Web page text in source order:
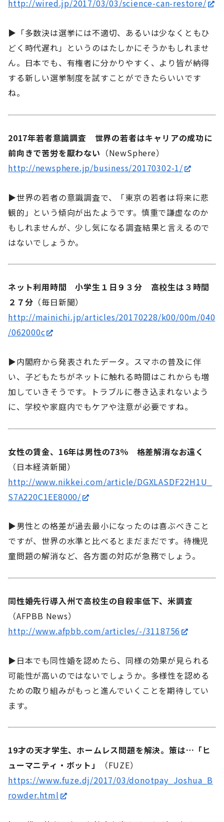
http://wired.jp/2017/03/03/science-can-restore/
▶「多数決は選挙には不適切、あるいは少なくともひ
どく時代遅れ」というのはたしかにそうかもしれませ
ん。日本でも、有権者に分かりやすく、より皆が納得
する新しい選挙制度を試すことができたらいいです
ね。
2017年若者意識調査 世界の若者はキャリアの成功に
前向きで苦労を厭わない （NewSphere）
http://newsphere.jp/business/20170302-1/
▶世界の若者の意識調査で、「東京の若者は将来に悲
観的」という傾向が出たようです。慎重で謙虚なのか
もしれませんが、少し気になる調査結果と言えるので
はないでしょうか。
ネット利用時間 小学生１日９３分 高校生は３時間
２７分 （毎日新聞）
http://mainichi.jp/articles/20170228/k00/00m/040
/062000c
▶内閣府から発表されたデータ。スマホの普及に伴
い、子どもたちがネットに触れる時間はこれからも増
加していきそうです。トラブルに巻き込まれないよう
に、学校や家庭内でもケアや注意が必要ですね。
女性の賃金、16年は男性の73％ 格差解消なお遠く
（日本経済新聞）
http://www.nikkei.com/article/DGXLASDF22H1U_
S7A220C1EE8000/
▶男性との格差が過去最小になったのは喜ぶべきこと
ですが、世界の水準と比べるとまだまだです。待機児
童問題の解消など、各方面の対応が急務でしょう。
同性婚先行導入州で高校生の自殺率低下、米調査
（AFPBB News）
http://www.afpbb.com/articles/-/3118756
▶日本でも同性婚を認めたら、同様の効果が見られる
可能性が高いのではないでしょうか。多様性を認める
ための取り組みがもっと進んでいくことを期待してい
ます。
19才の天才学生、ホームレス問題を解決。策は…「ヒ
ューマニティ・ボット」
（FUZE）
https://www.fuze.dj/2017/03/donotpay_Joshua_B
rowder.html